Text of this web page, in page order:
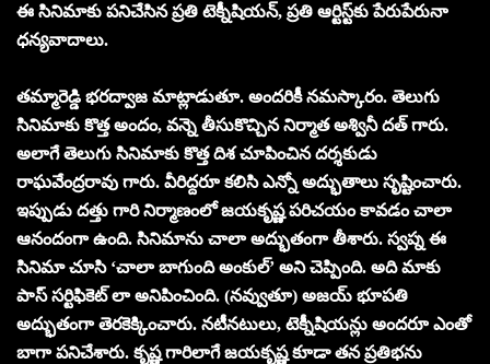
ఈ సినిమాకు పనిచేసిన ప్రతి టెక్నీషియన్‌, ప్రతి ఆర్టిస్ట్‌కు పేరుపేరునా
ధన్యవాదాలు.
తమ్మారెడ్డి భరద్వాజ మాట్లాడుతూ. అందరికీ నమస్కారం. తెలుగు
సినిమాకు కొత్త అందం, వన్నె తీసుకొచ్చిన నిర్మాత అశ్వినీ దత్ గారు.
అలాగే తెలుగు సినిమాకు కొత్త దిశ చూపించిన దర్శకుడు
రాఘవేంద్రరావు గారు. వీరిద్దరూ కలిసి ఎన్నో అద్భుతాలు సృష్టించారు.
ఇప్పుడు దత్తు గారి నిర్మాణంలో జయకృష్ణ పరిచయం కావడం చాలా
ఆనందంగా ఉంది. సినిమాను చాలా అద్భుతంగా తీశారు. స్వప్న ఈ
సినిమా చూసి ‘చాలా బాగుంది అంకుల్’ అని చెప్పింది. అది మాకు
పాస్ సర్టిఫికెట్ లా అనిపించింది. (నవ్వుతూ) అజయ్ భూపతి
అద్భుతంగా తెరకెక్కించారు. నటీనటులు, టెక్నీషియన్లు అందరూ ఎంతో
బాగా పనిచేశారు. కృష్ణ గారిలాగే జయకృష్ణ కూడా తన ప్రతిభను